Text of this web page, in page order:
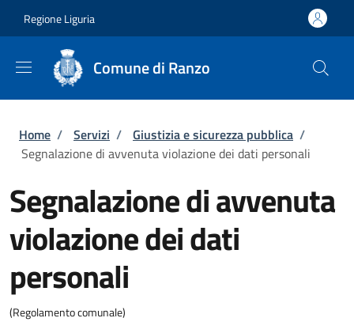
Regione Liguria
Comune di Ranzo
Briciole di pane
Home / Servizi / Giustizia e sicurezza pubblica /
Segnalazione di avvenuta violazione dei dati personali
Segnalazione di avvenuta
violazione dei dati
personali
(Regolamento comunale)